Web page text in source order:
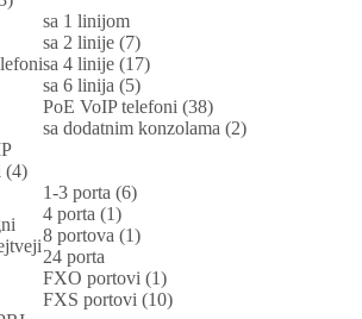
sa 1 linijom
sa 2 linije (7)
sa 4 linije (17)
sa 6 linija (5)
PoE VoIP telefoni (38)
sa dodatnim konzolama (2)
(4)
1-3 porta (6)
4 porta (1)
8 portova (1)
24 porta
FXO portovi (1)
FXS portovi (10)